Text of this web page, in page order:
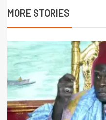
MORE STORIES